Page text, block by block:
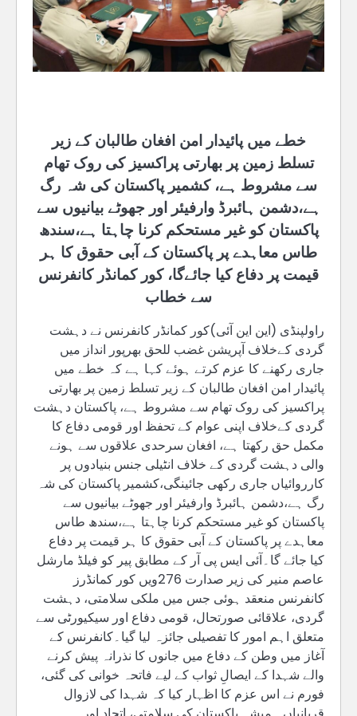
خطے میں پائیدار امن افغان طالبان کے زیر
تسلط زمین پر بھارتی پراکسیز کی روک تھام
سے مشروط ہے، کشمیر پاکستان کی شہ رگ
ہے،دشمن ہائبرڈ وارفیئر اور جھوٹے بیانیوں سے
پاکستان کو غیر مستحکم کرنا چاہتا ہے،سندھ
طاس معاہدے پر پاکستان کے آبی حقوق کا ہر
قیمت پر دفاع کیا جائےگا، کور کمانڈر کانفرنس
سے خطاب
راولپنڈی (این این آئی)کور کمانڈر کانفرنس نے دہشت
گردی کےخلاف آپریشن غضب للحق بھرپور انداز میں
جاری رکھنے کا عزم کرتے ہوئے کہا ہے کہ خطے میں
پائیدار امن افغان طالبان کے زیر تسلط زمین پر بھارتی
پراکسیز کی روک تھام سے مشروط ہے، پاکستان دہشت
گردی کےخلاف اپنی عوام کے تحفظ اور قومی دفاع کا
مکمل حق رکھتا ہے، افغان سرحدی علاقوں سے ہونے
والی دہشت گردی کے خلاف انٹیلی جنس بنیادوں پر
کارروائیاں جاری رکھی جائینگی،کشمیر پاکستان کی شہ
رگ ہے،دشمن ہائبرڈ وارفیئر اور جھوٹے بیانیوں سے
پاکستان کو غیر مستحکم کرنا چاہتا ہے،سندھ طاس
معاہدے پر پاکستان کے آبی حقوق کا ہر قیمت پر دفاع
کیا جائے گا۔آئی ایس پی آر کے مطابق پیر کو فیلڈ مارشل
عاصم منیر کی زیر صدارت 276ویں کور کمانڈرز
کانفرنس منعقد ہوئی جس میں ملکی سلامتی، دہشت
گردی، علاقائی صورتحال، قومی دفاع اور سیکیورٹی سے
متعلق اہم امور کا تفصیلی جائزہ لیا گیا۔کانفرنس کے
آغاز میں وطن کے دفاع میں جانوں کا نذرانہ پیش کرنے
والے شہدا کے ایصالِ ثواب کے لیے فاتحہ خوانی کی گئی،
فورم نے اس عزم کا اظہار کیا کہ شہدا کی لازوال